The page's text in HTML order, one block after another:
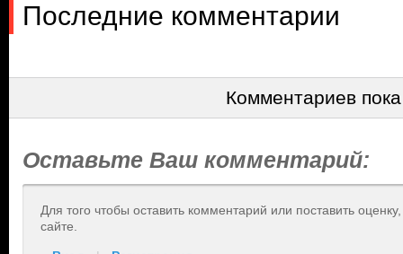
Последние комментарии
Комментариев
Оставьте Ваш комментарий:
Для того чтобы оставить комментарий или поставить
сайте.